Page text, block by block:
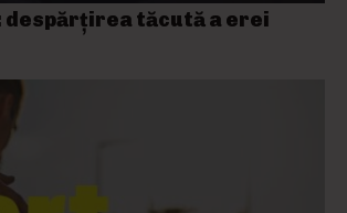
despărțirea tăcută a erei